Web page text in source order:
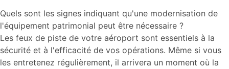
Quels sont les signes indiquant qu'une modernisation de
l'équipement patrimonial peut être nécessaire ?
Les feux de piste de votre aéroport sont essentiels à la
sécurité et à l'efficacité de vos opérations. Même si vous
les entretenez régulièrement, il arrivera un moment où la